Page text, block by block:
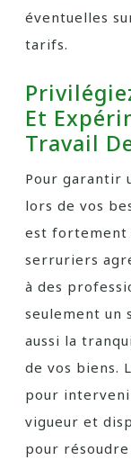
éventuelles
tarifs.
Et
Travail
Pour garantir
lors de vos
est fortement
serruriers
à des
seulement un
aussi la
de vos biens.
pour
vigueur et
pour